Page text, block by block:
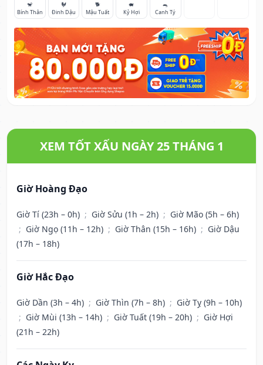
🐒
Bính Thân
🐓
Đinh Dậu
🐕
Mậu Tuất
🐖
Kỷ Hợi
🐀
Canh Tý
XEM TỐT XẤU NGÀY 25 THÁNG 1
Giờ Hoàng Đạo
Giờ Tí (23h – 0h) ; Giờ Sửu (1h – 2h) ; Giờ Mão (5h – 6h)
; Giờ Ngọ (11h – 12h) ; Giờ Thân (15h – 16h) ; Giờ Dậu
(17h – 18h)
Giờ Hắc Đạo
Giờ Dần (3h – 4h) ; Giờ Thìn (7h – 8h) ; Giờ Tỵ (9h – 10h)
; Giờ Mùi (13h – 14h) ; Giờ Tuất (19h – 20h) ; Giờ Hợi
(21h – 22h)